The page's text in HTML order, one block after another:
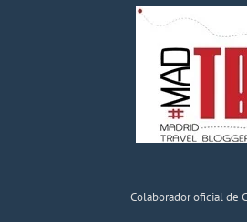
Colaborador oficial de